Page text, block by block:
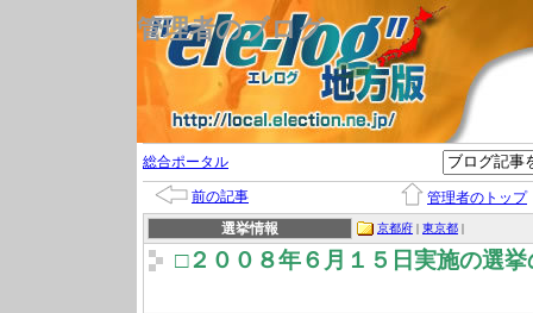
管理者のブログ
総合ポータル
前の記事
管理者のトップ
選挙情報
京都府 | 東京都 |
□２００８年６月１５日実施の選挙